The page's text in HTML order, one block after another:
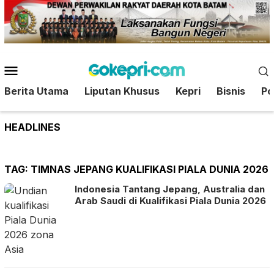
Loncat
ke
konten
Mobile
Berita Utama Liputan Khusus Kepri Bisnis
HEADLINES
TAG: TIMNAS JEPANG KUALIFIKASI PIALA DUNIA 2026
Indonesia Tantang Jepang, Australia dan
Arab Saudi di Kualifikasi Piala Dunia 2026